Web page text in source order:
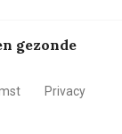
gezonde
Privacy